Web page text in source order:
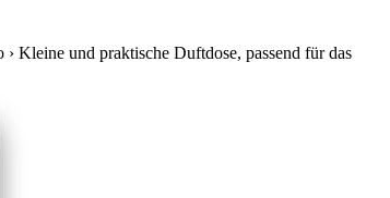
Kleine und praktische Duftdose, passend für das